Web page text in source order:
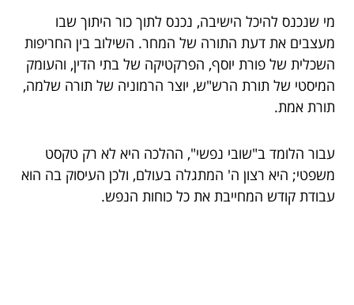
מי שנכנס להיכל הישיבה, נכנס לתוך כור היתוך שבו
מעצבים את דעת התורה של המחר. השילוב בין החריפות
השכלית של פורת יוסף, הפרקטיקה של בתי הדין, והעומק
המיסטי של תורת הרש"ש, יוצר הרמוניה של תורה שלמה,
תורת אמת.
עבור הלומד ב"שובי נפשי", ההלכה היא לא רק טקסט
משפטי; היא רצון ה' המתגלה בעולם, ולכן העיסוק בה הוא
עבודת קודש המחייבת את כל כוחות הנפש.